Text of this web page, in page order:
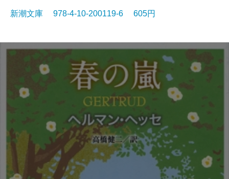
新潮文庫 978-4-10-200119-6 605円